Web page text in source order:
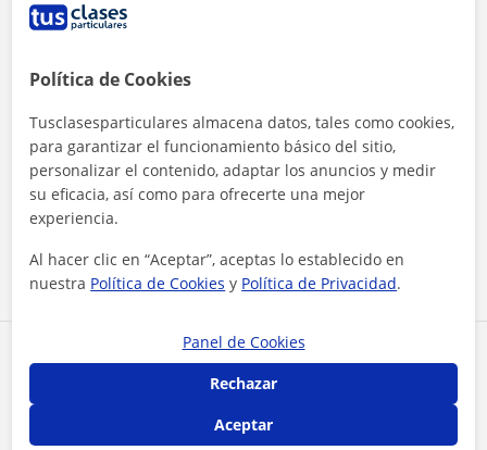
Comparte a este profesor
Al hacer clic, aceptas nuestro aviso legal privacidad
Política de Cookies
Tusclasesparticulares almacena datos, tales como cookies,
para garantizar el funcionamiento básico del sitio,
personalizar el contenido, adaptar los anuncios y medir
su eficacia, así como para ofrecerte una mejor
experiencia.
Al hacer clic en “Aceptar”, aceptas lo establecido en
nuestra Política de Cookies y Política de Privacidad.
Panel de Cookies
Rechazar
Aceptar